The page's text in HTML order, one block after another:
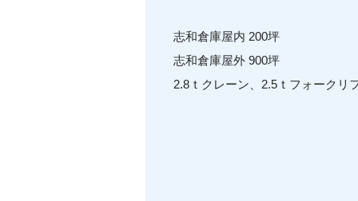
志和倉庫屋内 200坪
志和倉庫屋外 900坪
2.8ｔクレーン、2.5ｔフォークリ